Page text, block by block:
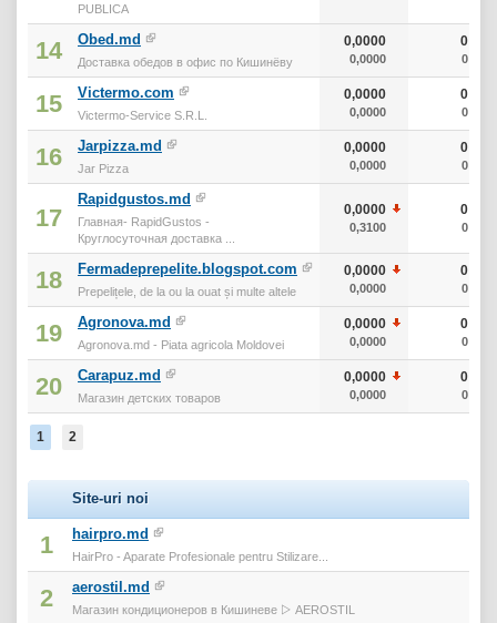
PUBLICA
14 Obed.md
Доставка обедов в офис по Кишинёву
0,0000
0,0000
0
0
15 Victermo.com
Victermo-Service S.R.L.
0,0000
0,0000
0
0
16 Jarpizza.md
Jar Pizza
0,0000
0,0000
0
0
17
Rapidgustos.md
Главная- RapidGustos -
Круглосуточная доставка ...
0,0000
0,3100
0
0
18 Fermadeprepelite.blogspot.com
Prepelițele, de la ou la ouat și multe altele
0,0000
0,0000
0
0
19 Agronova.md
Agronova.md - Piata agricola Moldovei
0,0000
0,0000
0
0
20 Carapuz.md
Магазин детских товаров
0,0000
0,0000
0
0
1 2
Site-uri noi
1 hairpro.md
HairPro - Aparate Profesionale pentru Stilizare...
2 aerostil.md
Магазин кондиционеров в Кишиневе ▷ AEROSTIL